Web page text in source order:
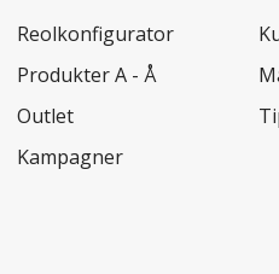
Reolkonfigurator
Produkter A - Å
Outlet
Kampagner